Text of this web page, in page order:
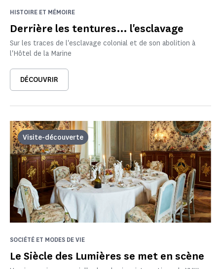
Derrière les tentures… l'esclavage
HISTOIRE ET MÉMOIRE
Sur les traces de l'esclavage colonial et de son abolition à
l'Hôtel de la Marine
DÉCOUVRIR
Visite-découverte
Le Siècle des Lumières se met en scène
SOCIÉTÉ ET MODES DE VIE